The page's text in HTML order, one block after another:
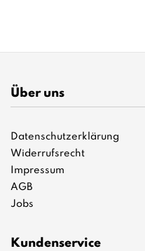
Über uns
Datenschutzerklärung
Widerrufsrecht
Impressum
AGB
Jobs
Kundenservice